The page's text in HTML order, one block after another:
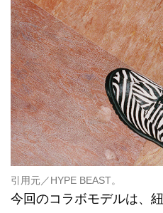
引用元／HYPE BEAST。
今回のコラボモデルは、